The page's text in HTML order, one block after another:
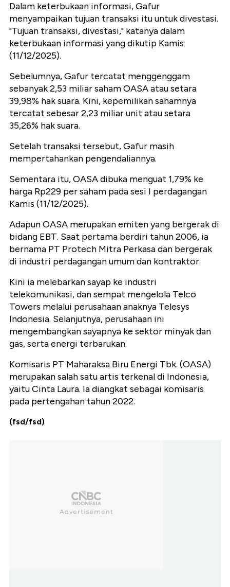
Dalam keterbukaan informasi, Gafur
menyampaikan tujuan transaksi itu untuk divestasi.
"Tujuan transaksi, divestasi," katanya dalam
keterbukaan informasi yang dikutip Kamis
(11/12/2025).
Sebelumnya, Gafur tercatat menggenggam
sebanyak 2,53 miliar saham OASA atau setara
39,98% hak suara. Kini, kepemilikan sahamnya
tercatat sebesar 2,23 miliar unit atau setara
35,26% hak suara.
Setelah transaksi tersebut, Gafur masih
mempertahankan pengendaliannya.
Sementara itu, OASA dibuka menguat 1,79% ke
harga Rp229 per saham pada sesi I perdagangan
Kamis (11/12/2025).
Adapun OASA merupakan emiten yang bergerak di
bidang EBT. Saat pertama berdiri tahun 2006, ia
bernama PT Protech Mitra Perkasa dan bergerak
di industri perdagangan umum dan kontraktor.
Kini ia melebarkan sayap ke industri
telekomunikasi, dan sempat mengelola Telco
Towers melalui perusahaan anaknya Telesys
Indonesia. Selanjutnya, perusahaan ini
mengembangkan sayapnya ke sektor minyak dan
gas, serta energi terbarukan.
Komisaris PT Maharaksa Biru Energi Tbk. (OASA)
merupakan salah satu artis terkenal di Indonesia,
yaitu Cinta Laura. Ia diangkat sebagai komisaris
pada pertengahan tahun 2022.
(fsd/fsd)